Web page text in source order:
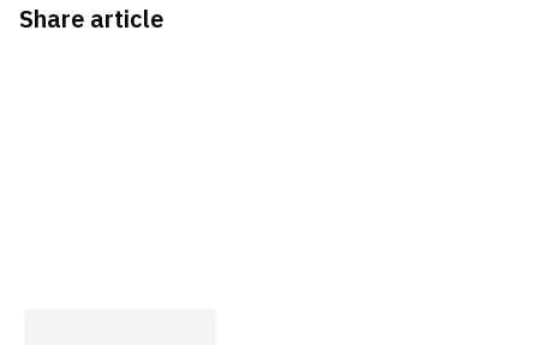
Share article